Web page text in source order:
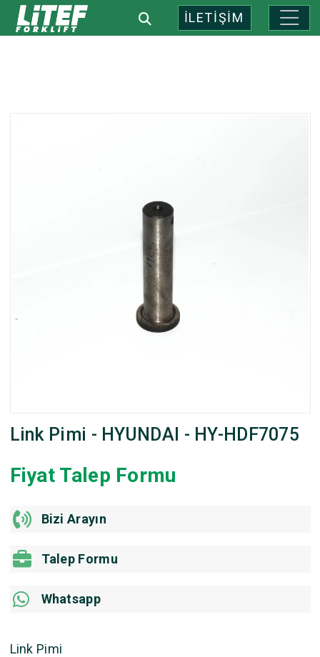
İLETİŞİM
Link Pimi - HYUNDAI - HY-HDF7075
Fiyat Talep Formu
Bizi Arayın
Talep Formu
Whatsapp
Link Pimi